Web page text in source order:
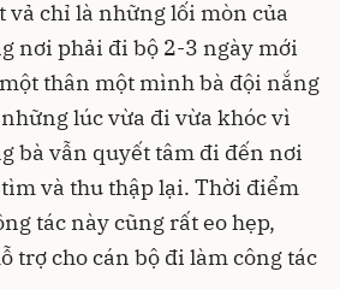
vả chỉ là những lối mòn của
nơi phải đi bộ 2-3 ngày mới
thân một mình bà đội nắng
lúc vừa đi vừa khóc vì
bà vẫn quyết tâm đi đến nơi
và thu thập lại. Thời điểm
tác này cũng rất eo hẹp,
trợ cho cán bộ đi làm công tác